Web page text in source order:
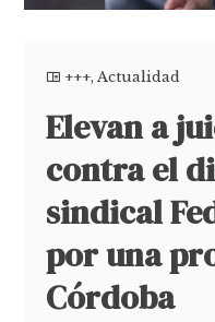
+++,Actualidad
Elevan a
contra el
sindical
por una
Córdoba